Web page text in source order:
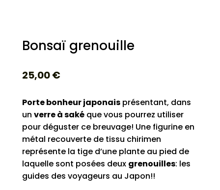
Bonsaï grenouille
25,00€
Porte bonheur japonaisprésentant, dans
un verre à sakéque vous pourrez utiliser
pour déguster ce breuvage! Une figurine en
métal recouverte de tissu chirimen
représente la tige d’une plante au pied de
laquelle sont posées deux grenouilles: les
guides des voyageurs au Japon!!